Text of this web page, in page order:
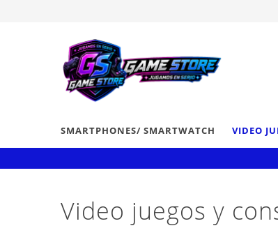
SMARTPHONES/ SMARTWATCH VIDEO
Video juegos y